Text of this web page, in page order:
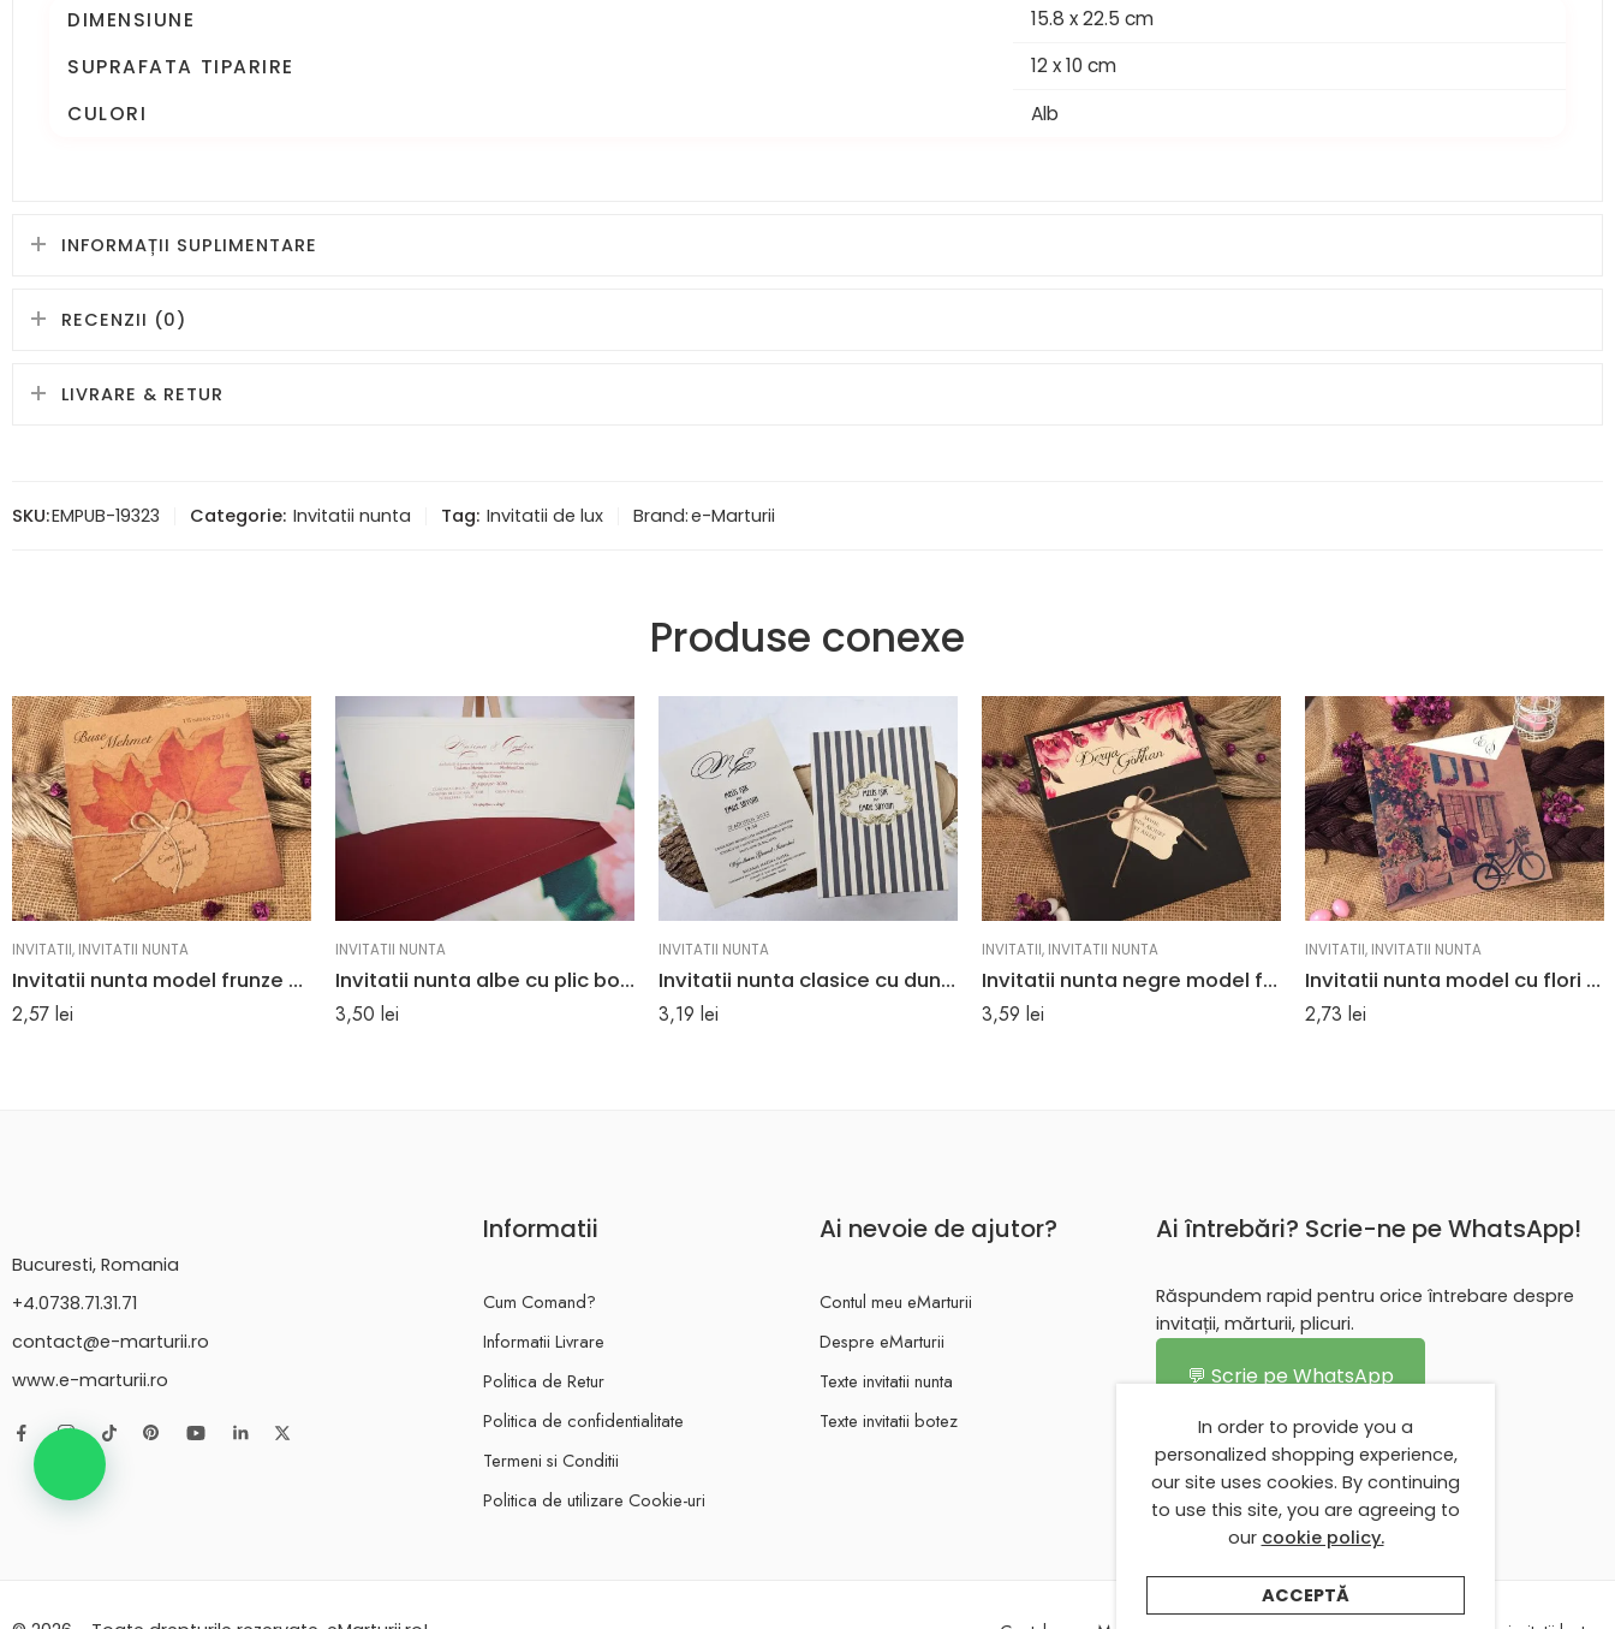
DIMENSIUNE
15.8 x 22.5 cm
SUPRAFATA TIPARIRE
12 x 10 cm
CULORI
Alb
INFORMAȚII SUPLIMENTARE
RECENZII (0)
LIVRARE & RETUR
SKU:EMPUB-19323 Categorie: Invitatii nunta Tag: Invitatii de lux Brand:e-Marturii
Produse conexe
INVITATII, INVITATII NUNTA
Invitatii nunta model frunze de artar 16.5 x 16.5 cm
2,57 lei
INVITATII NUNTA
Invitatii nunta albe cu plic bordo 10.5 x 26.5 cm
3,50 lei
INVITATII NUNTA
Invitatii nunta clasice cu dungi aurii 14 x 20.3 cm
3,19 lei
INVITATII, INVITATII NUNTA
Invitatii nunta negre model floral roz 16.4 x 18.5 cm
3,59 lei
INVITATII, INVITATII NUNTA
Invitatii nunta model cu flori baloane cladiri si bicicleta 16.6 x 16.6 cm
2,73 lei
Bucuresti, Romania
+4.0738.71.31.71
contact@e-marturii.ro
www.e-marturii.ro
Informatii
Cum Comand?
Informatii Livrare
Politica de Retur
Politica de confidentialitate
Termeni si Conditii
Politica de utilizare Cookie-uri
Ai nevoie de ajutor?
Contul meu eMarturii
Despre eMarturii
Texte invitatii nunta
Texte invitatii botez
Ai întrebări? Scrie-ne pe WhatsApp!
Răspundem rapid pentru orice întrebare despre
invitații, mărturii, plicuri.
💬 Scrie pe WhatsApp
In order to provide you a
personalized shopping experience,
our site uses cookies. By continuing
to use this site, you are agreeing to
our cookie policy.
ACCEPTĂ